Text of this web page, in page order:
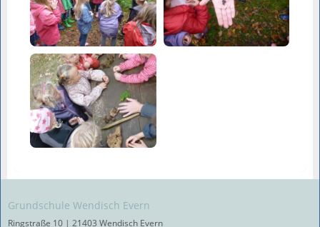
Grundschule Wendisch Evern
Ringstraße 10 | 21403 Wendisch Evern